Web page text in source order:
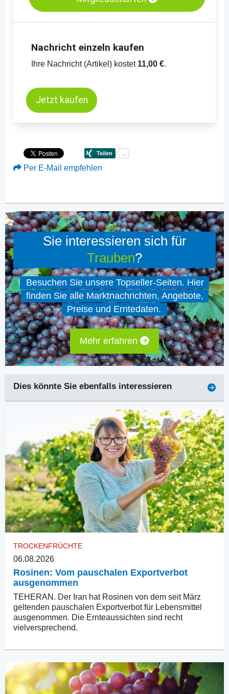
Nachricht einzeln kaufen
Ihre Nachricht (Artikel) kostet 11,00 €.
Jetzt kaufen
Per E-Mail empfehlen
Sie interessieren sich für
Trauben?
Besuchen Sie unsere Topseller-Seiten. Hier
finden Sie alle Marktnachrichten, Angebote,
Preise und Erntedaten.
Mehr erfahren
Dies könnte Sie ebenfalls interessieren
TROCKENFRÜCHTE
06.08.2026
Rosinen: Vom pauschalen Exportverbot
ausgenommen
TEHERAN. Der Iran hat Rosinen von dem seit März
geltenden pauschalen Exportverbot für Lebensmittel
ausgenommen. Die Ernteaussichten sind recht
vielversprechend.